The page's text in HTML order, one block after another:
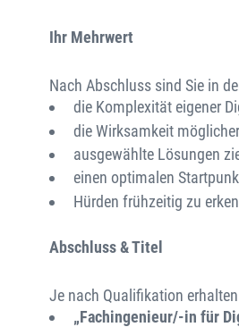
Ihr Mehrwert
Nach Abschluss sind Sie in
die Komplexität eigener
die Wirksamkeit
ausgewählte Lösungen
einen optimalen
Hürden frühzeitig zu
Abschluss & Titel
Je nach Qualifikation
„Fachingenieur/-in für